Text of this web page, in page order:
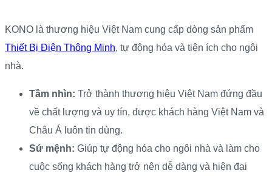
KONO là thương hiệu Việt Nam cung cấp dòng sản phẩm
Thiết Bị Điện Thông Minh, tự động hóa và tiện ích cho ngôi
nhà.
Tầm nhìn: Trở thành thương hiệu Việt Nam đứng đầu
về chất lượng và uy tín, được khách hàng Việt Nam và
Châu Á luôn tin dùng.
Sứ mệnh: Giúp tự động hóa cho ngôi nhà và làm cho
cuộc sống khách hàng trở nên dễ dàng và hiện đại